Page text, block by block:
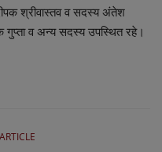
श्रीवास्तव व सदस्य अंतेश
गुप्ता व अन्य सदस्य उपस्थित रहे।